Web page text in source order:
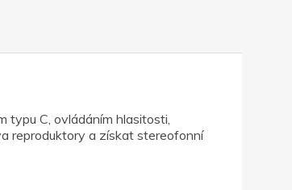
typu C, ovládáním hlasitosti,
reproduktory a získat stereofonní